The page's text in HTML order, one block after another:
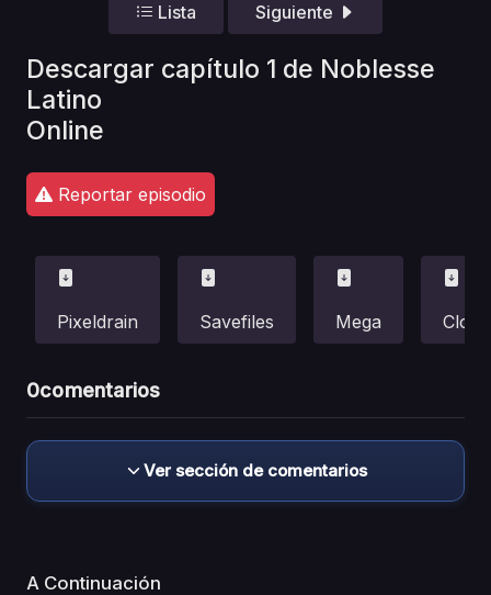
Lista Siguiente
Descargar capítulo 1 de Noblesse
Latino
Online
Reportar episodio
Pixeldrain Savefiles Mega Cloud
0comentarios
Ver sección de comentarios
A Continuación